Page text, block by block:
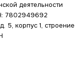
деятельности
7802949692
5, корпус 1, строение